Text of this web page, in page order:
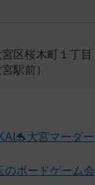
区桜木町１丁
駅前）
KAI🐬大宮マーダ